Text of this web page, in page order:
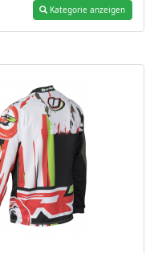
Kategorie anzeigen